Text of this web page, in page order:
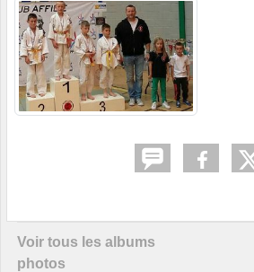
Voir tous les albums
photos